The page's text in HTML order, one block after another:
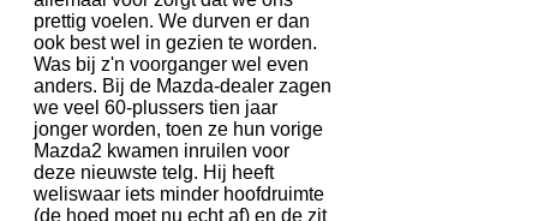
prettig voelen. We durven er dan
ook best wel in gezien te worden.
Was bij z'n voorganger wel even
anders. Bij de Mazda-dealer zagen
we veel 60-plussers tien jaar
jonger worden, toen ze hun vorige
Mazda2 kwamen inruilen voor
deze nieuwste telg. Hij heeft
weliswaar iets minder hoofdruimte
(de hoed moet nu echt af) en de zit